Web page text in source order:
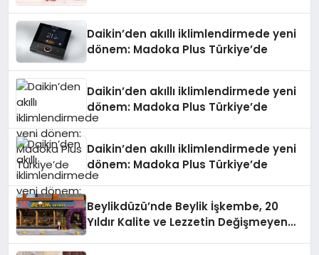
Daikin’den akıllı iklimlendirmede yeni
dönem: Madoka Plus Türkiye’de
Daikin’den akıllı iklimlendirmede yeni
dönem: Madoka Plus Türkiye’de
Daikin’den akıllı iklimlendirmede yeni
dönem: Madoka Plus Türkiye’de
Beylikdüzü’nde Beylik İşkembe, 20
Yıldır Kalite ve Lezzetin Değişmeyen